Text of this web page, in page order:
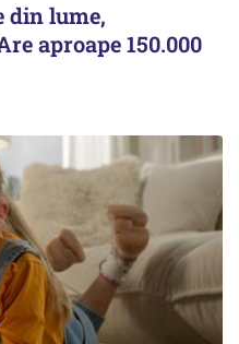
din lume,
aproape 150.000